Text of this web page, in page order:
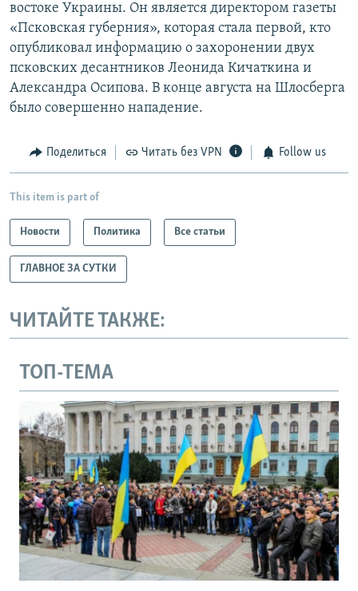
востоке Украины. Он является директором газеты
«Псковская губерния», которая стала первой, кто
опубликовал информацию о захоронении двух
псковских десантников Леонида Кичаткина и
Александра Осипова. В конце августа на Шлосберга
было совершенно нападение.
Поделиться Читать без VPN Follow us
This item is part of
Новости Политика Все статьи
ГЛАВНОЕ ЗА СУТКИ
ЧИТАЙТЕ ТАКЖЕ:
ТОП-ТЕМА